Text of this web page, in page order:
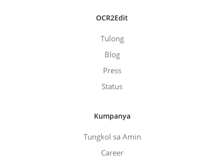
OCR2Edit
Tulong
Blog
Press
Status
Kumpanya
Tungkol sa Amin
Career